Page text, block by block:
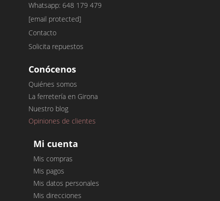
Whatsapp: 648 179 479
[email protected]
Contacto
Solicita repuestos
Conócenos
Quiénes somos
La ferretería en Girona
Nuestro blog
Opiniones de clientes
Mi cuenta
Mis compras
Mis pagos
Mis datos personales
Mis direcciones